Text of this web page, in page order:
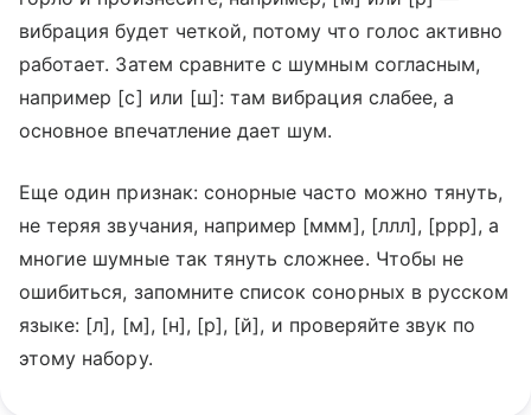
вибрация будет четкой, потому что голос активно
работает. Затем сравните с шумным согласным,
например [с] или [ш]: там вибрация слабее, а
основное впечатление дает шум.
Еще один признак: сонорные часто можно тянуть,
не теряя звучания, например [ммм], [ллл], [ррр], а
многие шумные так тянуть сложнее. Чтобы не
ошибиться, запомните список сонорных в русском
языке: [л], [м], [н], [р], [й], и проверяйте звук по
этому набору.